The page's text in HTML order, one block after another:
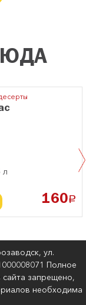
л
160a
ул.
Полное
запрещено,
необходима